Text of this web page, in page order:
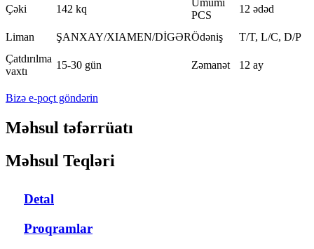
Çəki 142 kq
Ümumi
PCS
12 ədəd
Liman ŞANXAY/XIAMEN/DİGƏRÖdəniş
T/T, L/C, D/P
Çatdırılma
vaxtı
15-30 gün Zəmanət 12 ay
Bizə e-poçt göndərin
Məhsul təfərrüatı
Məhsul Teqləri
Detal
Proqramlar